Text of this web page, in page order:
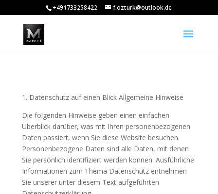
+491733258422 f.ozturk@outlook.de
1. Datenschutz auf einen Blick Allgemeine Hinweise
Die folgenden Hinweise geben einen einfachen
Überblick darüber, was mit Ihren personenbezogenen
Daten passiert, wenn Sie diese Website besuchen.
Personenbezogene Daten sind alle Daten, mit denen
Sie persönlich identifiziert werden können. Ausführliche
Informationen zum Thema Datenschutz entnehmen
Sie unserer unter diesem Text aufgeführten